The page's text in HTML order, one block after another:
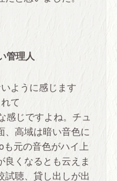
管理人
ように感じます
て
感じですよね。チュ
、高域は暗い音色に
元の音色がハイ上
くなるとも云えま
試聴、貸し出しが出